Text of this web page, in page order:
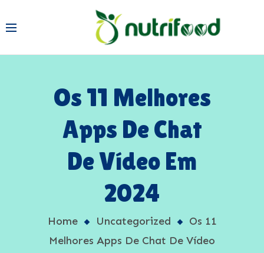
Os 11 Melhores
Apps De Chat
De Vídeo Em
2024
Home Uncategorized
Os 11
Melhores Apps De Chat De Vídeo